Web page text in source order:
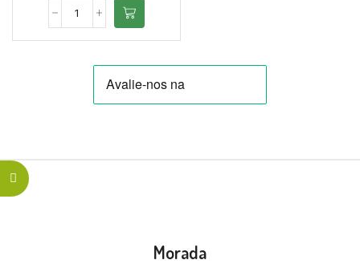
Morada